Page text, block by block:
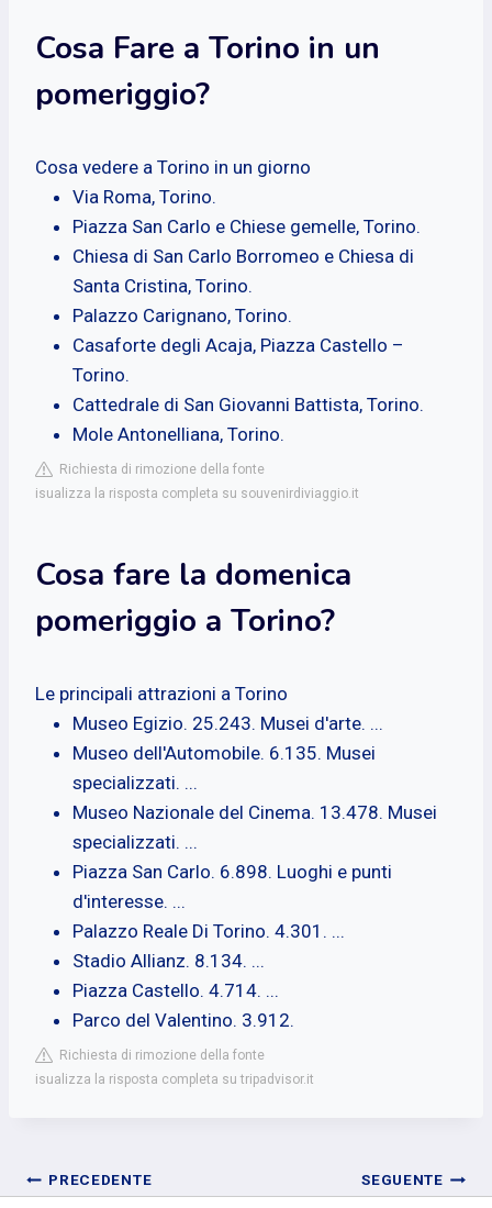
Cosa Fare a Torino in un
pomeriggio?
Cosa vedere a Torino in un giorno
Via Roma, Torino.
Piazza San Carlo e Chiese gemelle, Torino.
Chiesa di San Carlo Borromeo e Chiesa di
Santa Cristina, Torino.
Palazzo Carignano, Torino.
Casaforte degli Acaja, Piazza Castello –
Torino.
Cattedrale di San Giovanni Battista, Torino.
Mole Antonelliana, Torino.
Richiesta di rimozione della fonte
isualizza la risposta completa su souvenirdiviaggio.it
Cosa fare la domenica
pomeriggio a Torino?
Le principali attrazioni a Torino
Museo Egizio. 25.243. Musei d'arte. ...
Museo dell'Automobile. 6.135. Musei
specializzati. ...
Museo Nazionale del Cinema. 13.478. Musei
specializzati. ...
Piazza San Carlo. 6.898. Luoghi e punti
d'interesse. ...
Palazzo Reale Di Torino. 4.301. ...
Stadio Allianz. 8.134. ...
Piazza Castello. 4.714. ...
Parco del Valentino. 3.912.
Richiesta di rimozione della fonte
isualizza la risposta completa su tripadvisor.it
Navigazione
PRECEDENTE SEGUENTE